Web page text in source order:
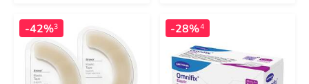
-42%3 -28%4